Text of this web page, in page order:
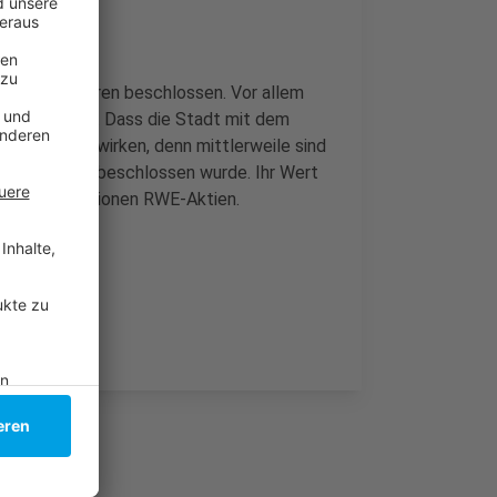
drei Jahren beschlossen. Vor allem
wird. Dass die Stadt mit dem
positiv auswirken, denn mittlerweile sind
Verkauf beschlossen wurde. Ihr Wert
5,7 Millionen RWE-Aktien.